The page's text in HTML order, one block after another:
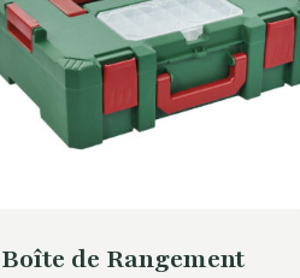
Boîte de Rangement